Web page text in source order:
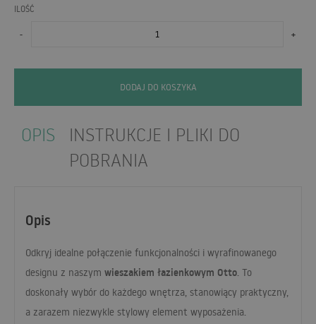
ILOŚĆ
- +
DODAJ DO KOSZYKA
OPIS
INSTRUKCJE I PLIKI DO
POBRANIA
Opis
Odkryj idealne połączenie funkcjonalności i wyrafinowanego
designu z naszym wieszakiem łazienkowym Otto. To
doskonały wybór do każdego wnętrza, stanowiący praktyczny,
a zarazem niezwykle stylowy element wyposażenia.